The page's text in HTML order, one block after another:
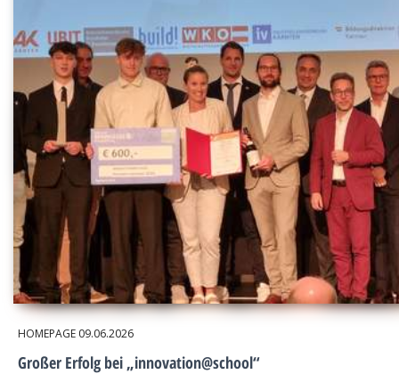
HOMEPAGE 09.06.2026
Großer Erfolg bei „innovation@school“